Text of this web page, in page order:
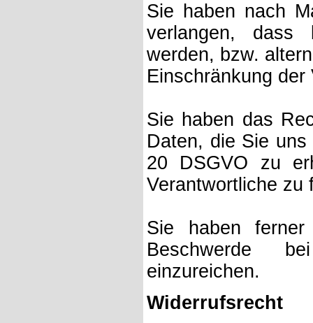
Sie haben nach
verlangen, dass
werden, bzw.
Einschränkung
Sie haben das
Daten, die Sie
20 DSGVO zu
Verantwortliche zu
Sie haben
Beschwerde
einzureichen.
Widerrufsrecht